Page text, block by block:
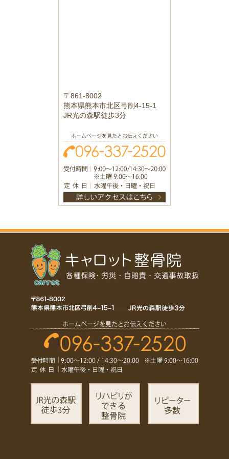
〒861-8002
熊本県熊本市北区弓削4-15-1
JR光の森駅徒歩3分